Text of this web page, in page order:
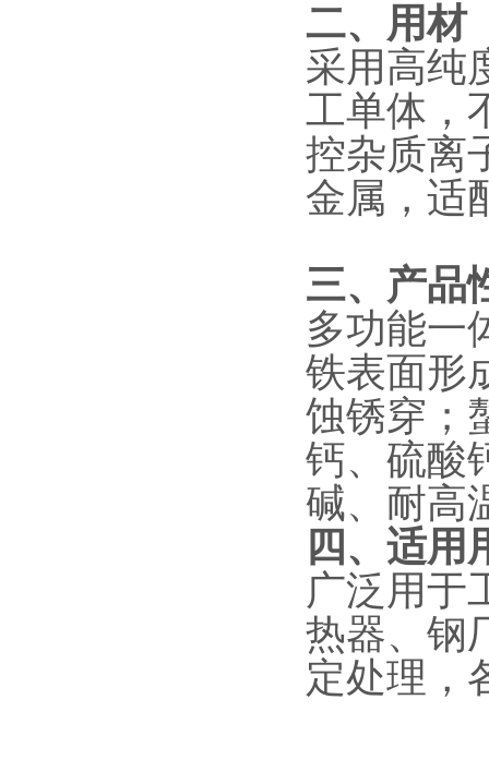
二、用材
采用高纯
工单体，
控杂质离
金属，适
三、产品
多功能一
铁表面形
蚀锈穿；
钙、硫酸
碱、耐高
四、适用
广泛用于
热器、钢
定处理，